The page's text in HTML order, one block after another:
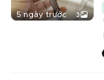
5 ngày trước 3